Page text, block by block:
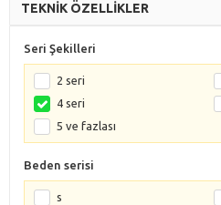
TEKNİK ÖZELLİKLER
Seri Şekilleri
2 seri
4 seri
5 ve fazlası
Beden serisi
s